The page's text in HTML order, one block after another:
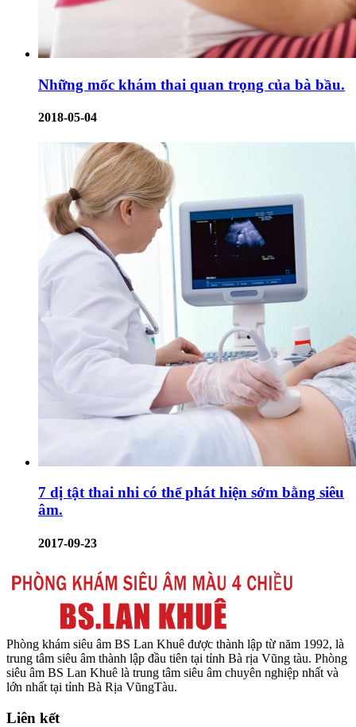
Những mốc khám thai quan trọng của bà bầu.
2018-05-04
7 dị tật thai nhi có thể phát hiện sớm bằng siêu
âm.
2017-09-23
Phòng khám siêu âm BS Lan Khuê được thành lập từ năm 1992, là
trung tâm siêu âm thành lập đầu tiên tại tỉnh Bà rịa Vũng tàu. Phòng
siêu âm BS Lan Khuê là trung tâm siêu âm chuyên nghiệp nhất và
lớn nhất tại tỉnh Bà Rịa VũngTàu.
Liên kết